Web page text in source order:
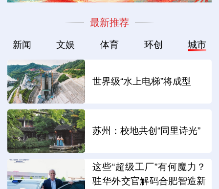
最新推荐
新闻 文娱 体育 环创 城市
世界级“水上电梯”将成型
苏州：校地共创“同里诗光”
这些“超级工厂”有何魔力？
驻华外交官解码合肥智造新